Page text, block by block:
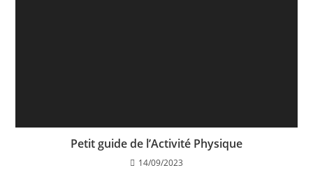
Petit guide de l’Activité Physique
14/09/2023